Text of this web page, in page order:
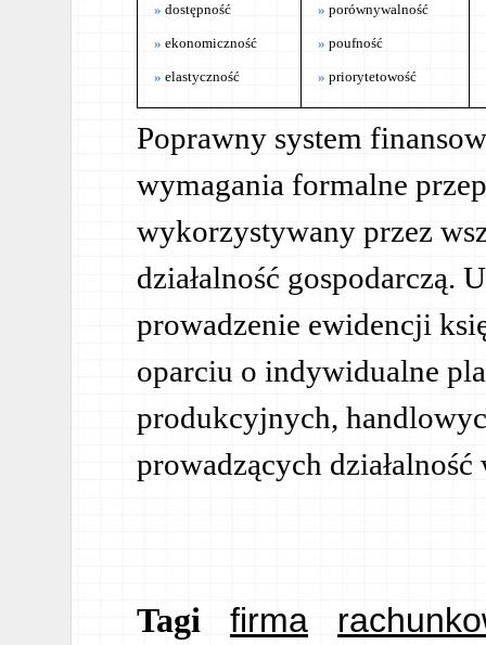
dostępność
ekonomiczność
elastyczność
porównywalność
poufność
priorytetowość
Poprawny system
wymagania formalne
wykorzystywany przez
działalność gospodarczą.
prowadzenie ewidencji
oparciu o indywidualne
produkcyjnych,
prowadzących
Tagi firma